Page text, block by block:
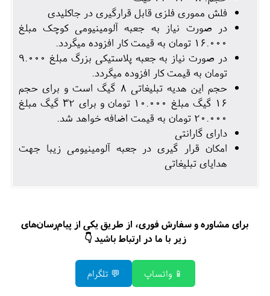
فلش مموری فلزی قابل قرارگیری در جاکلیدی
در صورت نیاز به جعبه آلومینیومی کوچک مبلغ
16.000 تومان به قیمت کار افزوده میگردد.
در صورت نیاز به جعبه پلاستیکی بزرگ مبلغ 9.000
تومان به قیمت کار افزوده میگردد.
حجم این هدیه تبلیغاتی 8 گیگ است و برای حجم
16 گیگ مبلغ 10.000 تومان و برای 32 گیگ مبلغ
20.000 تومان به قیمت اضافه خواهد شد.
دارای گارانتی
امکان قرار گیری در جعبه آلومینیومی زیبا جهت
هدایای تبلیغاتی
برای مشاوره و سفارش فوری، از طریق یکی از پیام‌رسان‌های
زیر با ما در ارتباط باشید 👇
📱 واتساپ 💬 تلگرام